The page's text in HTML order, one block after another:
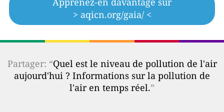
> aqicn.org/gaia/ <
Partager: “Quel est le niveau de pollution de l'air
aujourd'hui ? Informations sur la pollution de
l'air en temps réel.”